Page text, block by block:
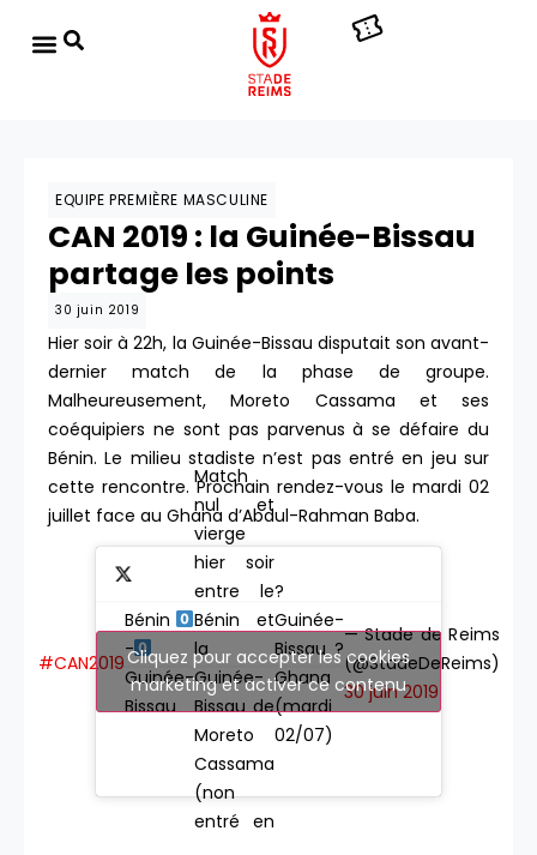
EQUIPE PREMIÈRE MASCULINE
CAN 2019 : la Guinée-Bissau
partage les points
30 juin 2019
Hier soir à 22h, la Guinée-Bissau disputait son avant-
dernier match de la phase de groupe.
Malheureusement, Moreto Cassama et ses
coéquipiers ne sont pas parvenus à se défaire du
Bénin. Le milieu stadiste n’est pas entré en jeu sur
cette rencontre. Prochain rendez-vous le mardi 02
juillet face au Ghana d’Abdul-Rahman Baba.
#CAN2019
Bénin
-
Guinée-
Bissau
Match
nul et
vierge
hier soir
entre le
Bénin et
la
Guinée-
Bissau de
Moreto
Cassama
(non
entré en
?
Guinée-
Bissau ?
Ghana
(mardi
02/07)
— Stade de Reims
(@StadeDeReims)
30 juin 2019
Cliquez pour accepter les cookies
marketing et activer ce contenu